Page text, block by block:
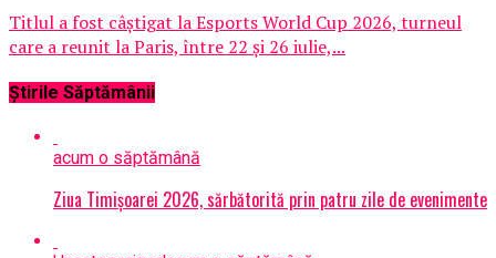
Titlul a fost câștigat la Esports World Cup 2026, turneul
care a reunit la Paris, între 22 și 26 iulie,...
Știrile Săptămânii
acum o săptămână
Ziua Timișoarei 2026, sărbătorită prin patru zile de evenimente